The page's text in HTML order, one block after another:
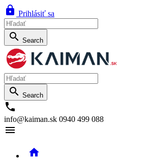
 Prihlásiť sa
 Search
 Search

info@kaiman.sk 0940 499 088

